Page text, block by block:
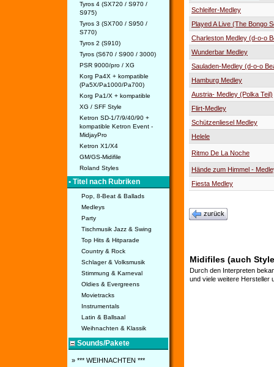
Tyros 4 (SX720 / S970 /
S975)
Tyros 3 (SX700 / S950 /
S770)
Tyros 2 (S910)
Tyros (S670 / S900 / 3000)
PSR 9000/pro / XG
Korg Pa4X + kompatible
(Pa5X/Pa1000/Pa700)
Korg Pa1/X + kompatible
XG / SFF Style
Ketron SD-1/7/9/40/90 +
kompatible Ketron Event -
MidjayPro
Ketron X1/X4
GM/GS-Midifile
Roland Styles
• Titel nach Rubriken
Pop, 8-Beat & Ballads
Medleys
Party
Tischmusik Jazz & Swing
Top Hits & Hitparade
Country & Rock
Schlager & Volksmusik
Stimmung & Karneval
Oldies & Evergreens
Movietracks
Instrumentals
Latin & Ballsaal
Weihnachten & Klassik
Sounds/Pakete
» *** WEIHNACHTEN ***
Schleifer-Medley
Played A Live (The Bongo
Charleston Medley (d-o-o
Wunderbar Medley
Sauladen-Medley (d-o-o
Hamburg Medley
Austria- Medley (Polka Teil)
Flirt-Medley
Schützenliesel Medley
Helele
Ritmo De La Noche
Hände zum Himmel -
Fiesta Medley
zurück
Midifiles (auch
Durch den Interpreten
und viele weitere Hersteller